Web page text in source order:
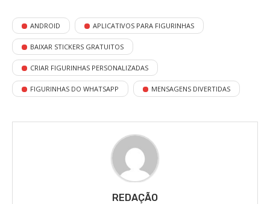
ANDROID APLICATIVOS PARA FIGURINHAS
BAIXAR STICKERS GRATUITOS
CRIAR FIGURINHAS PERSONALIZADAS
FIGURINHAS DO WHATSAPP MENSAGENS DIVERTIDAS
REDAÇÃO